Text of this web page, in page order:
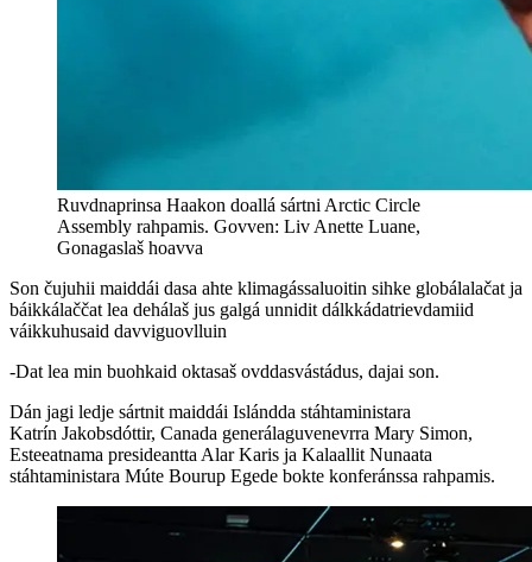
Ruvdnaprinsa Haakon doallá sártni Arctic Circle
Assembly rahpamis. Govven: Liv Anette Luane,
Gonagaslaš hoavva
Son čujuhii maiddái dasa ahte klimagássaluoitin sihke globálalačat ja
báikkálaččat lea dehálaš jus galgá unnidit dálkkádatrievdamiid
váikkuhusaid davviguovlluin
-Dat lea min buohkaid oktasaš ovddasvástádus, dajai son.
Dán jagi ledje sártnit maiddái Islándda stáhtaministara
Katrín Jakobsdóttir, Canada generálaguvenevrra Mary Simon,
Esteeatnama presideantta Alar Karis ja Kalaallit Nunaata
stáhtaministara Múte Bourup Egede bokte konferánssa rahpamis.